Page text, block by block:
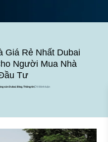
Giá Rẻ Nhất Dubai
Người Mua Nhà
Tư
sản Dubai,Blog,Thông tin 0 Bình luận